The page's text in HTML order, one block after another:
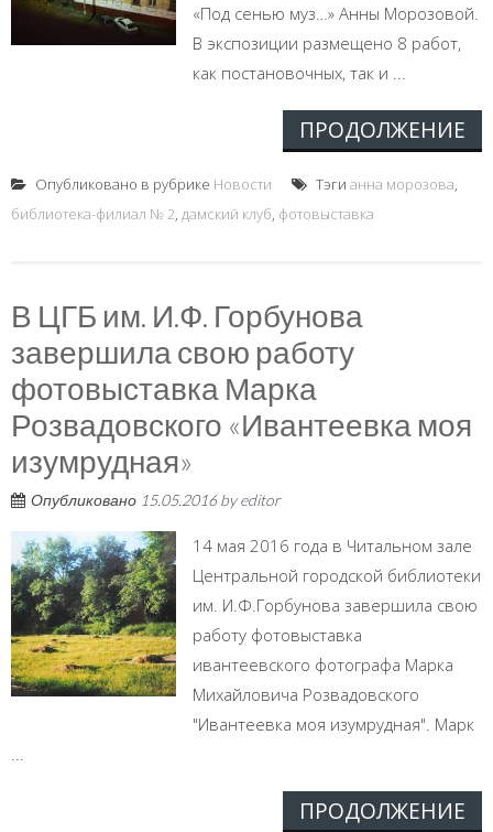
«Под сенью муз…» Анны Морозовой.
В экспозиции размещено 8 работ,
как постановочных, так и ...
ПРОДОЛЖЕНИЕ
Опубликовано в рубрике Новости Тэги анна морозова,
библиотека-филиал № 2, дамский клуб, фотовыставка
В ЦГБ им. И.Ф. Горбунова
завершила свою работу
фотовыставка Марка
Розвадовского «Ивантеевка моя
изумрудная»
Опубликовано 15.05.2016byeditor
14 мая 2016 года в Читальном зале
Центральной городской библиотеки
им. И.Ф.Горбунова завершила свою
работу фотовыставка
ивантеевского фотографа Марка
Михайловича Розвадовского
"Ивантеевка моя изумрудная". Марк
ПРОДОЛЖЕНИЕ